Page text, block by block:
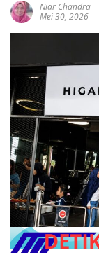
Niar Chandra
Mei 30, 2026